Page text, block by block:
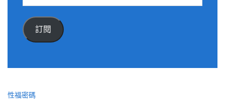
件
位
訂閱
性福密碼